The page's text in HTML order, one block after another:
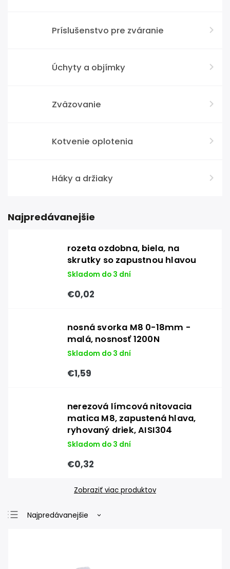
Príslušenstvo pre zváranie
Úchyty a objímky
Zväzovanie
Kotvenie oplotenia
Háky a držiaky
Najpredávanejšie
rozeta ozdobna, biela, na
skrutky so zapustnou hlavou
Skladom do 3 dní
€0,02
nosná svorka M8 0-18mm -
malá, nosnosť 1200N
Skladom do 3 dní
€1,59
nerezová límcová nitovacia
matica M8, zapustená hlava,
ryhovaný driek, AISI304
Skladom do 3 dní
€0,32
Zobraziť viac produktov
Najpredávanejšie